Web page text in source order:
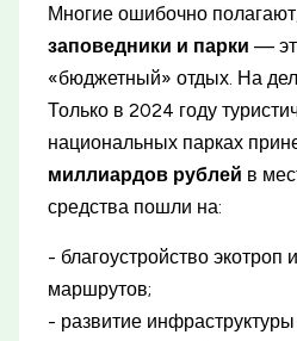
Многие ошибочно
заповедники и парки —
«бюджетный» отдых. На
Только в 2024 году
национальных парках
миллиардов рублей в
средства пошли на:
- благоустройство экотроп
маршрутов;
- развитие